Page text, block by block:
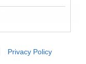
Privacy Policy